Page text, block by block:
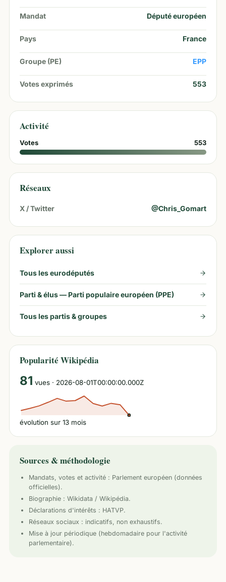
Mandat Député européen
Pays France
Groupe (PE) EPP
Votes exprimés 553
Activité
Votes 553
Réseaux
X / Twitter @Chris_Gomart
Explorer aussi
Tous les eurodéputés
Parti & élus — Parti populaire européen (PPE)
Tous les partis & groupes
Popularité Wikipédia
81 vues · 2026-08-01T00:00:00.000Z
évolution sur 13 mois
Sources & méthodologie
Mandats, votes et activité : Parlement européen (données
officielles).
Biographie : Wikidata / Wikipédia.
Déclarations d'intérêts : HATVP.
Réseaux sociaux : indicatifs, non exhaustifs.
Mise à jour périodique (hebdomadaire pour l'activité
parlementaire).